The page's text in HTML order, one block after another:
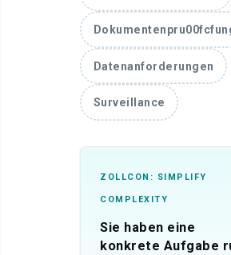
Datenanforderungen
Surveillance
ZOLLCON: SIMPLIFY
COMPLEXITY
Sie haben eine
konkrete Aufgabe